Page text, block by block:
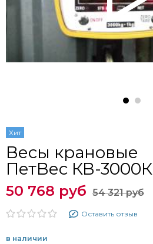
Хит
Весы крановые
ПетВес КВ-3000К
50 768 руб 54 321 руб
Оставить отзыв
в наличии